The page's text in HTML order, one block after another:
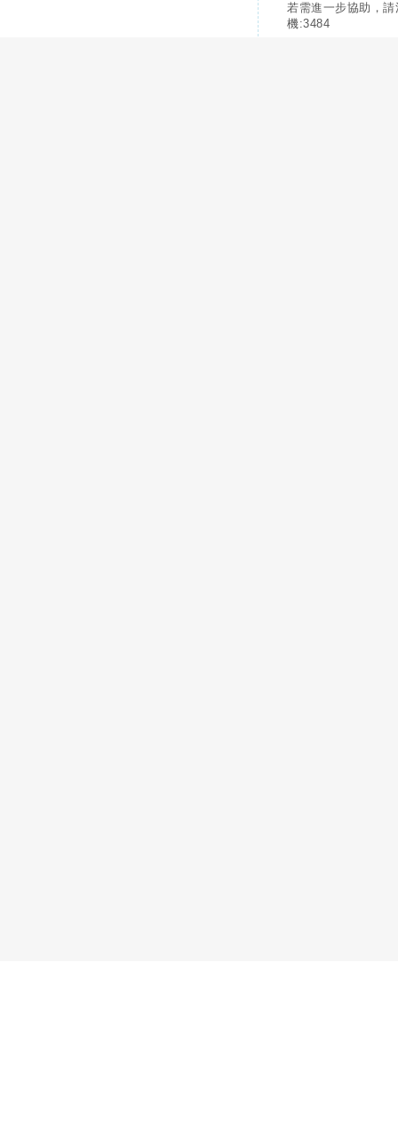
若需進一步協助，
機:3484